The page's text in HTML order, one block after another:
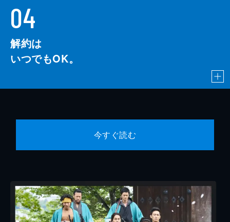
04
解約は
いつでもOK。
今すぐ読む